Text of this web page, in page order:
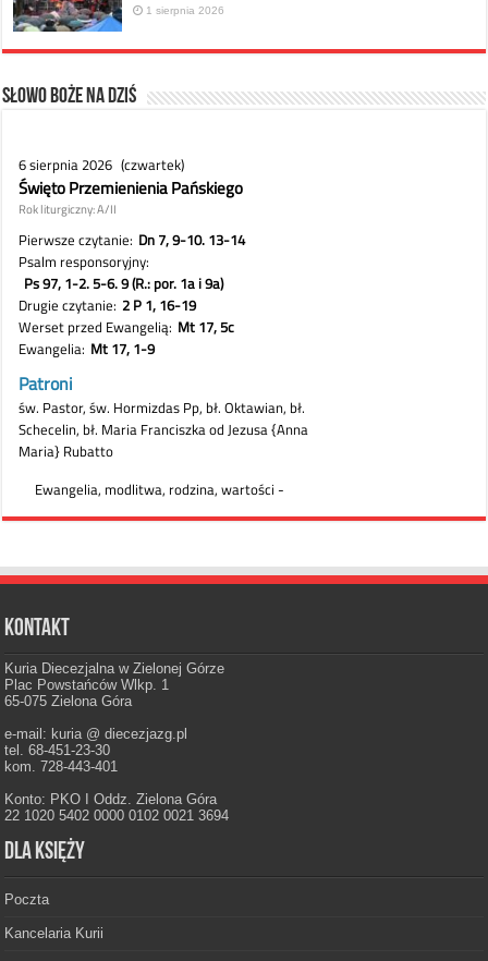
1 sierpnia 2026
Słowo Boże na dziś
Kontakt
Kuria Diecezjalna w Zielonej Górze
Plac Powstańców Wlkp. 1
65-075 Zielona Góra
e-mail: kuria @ diecezjazg.pl
tel. 68-451-23-30
kom. 728-443-401
Konto: PKO I Oddz. Zielona Góra
22 1020 5402 0000 0102 0021 3694
Dla księży
Poczta
Kancelaria Kurii